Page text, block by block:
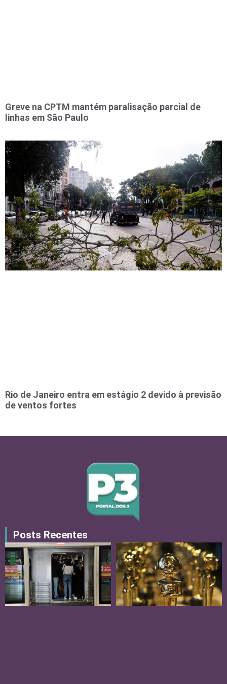
Greve na CPTM mantém paralisação parcial de
linhas em São Paulo
Rio de Janeiro entra em estágio 2 devido à previsão
de ventos fortes
Posts Recentes